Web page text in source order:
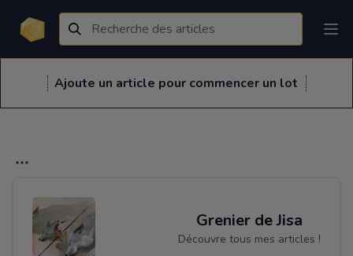
Grenier de Jisa
Découvre tous mes articles !
Ajoute un article pour commencer un lot